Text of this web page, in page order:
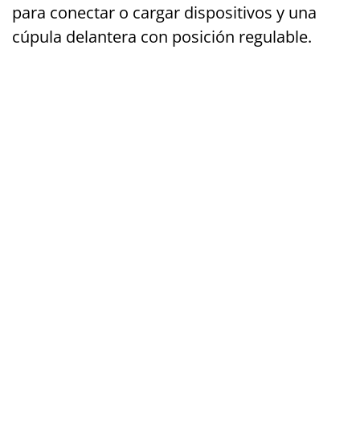
para conectar o cargar dispositivos y una
cúpula delantera con posición regulable.